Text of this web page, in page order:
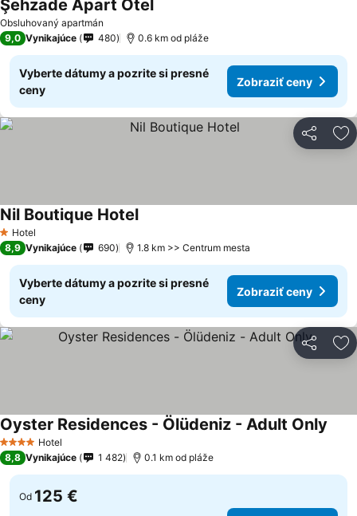
Obsluhovaný apartmán
Şehzade Apart Otel
9,0 Vynikajúce 480 0.6 km od pláže
Vyberte dátumy a pozrite si presné
ceny
Zobraziť ceny
Zdieľať
1 Počet hviezdičiek
Hotel
Nil Boutique Hotel
8,9 Vynikajúce 690 1.8 km >> Centrum mesta
Vyberte dátumy a pozrite si presné
ceny
Zobraziť ceny
Zdieľať
4 Počet hviezdičiek
Hotel
Oyster Residences - Ölüdeniz - Adult Only
8,8 Vynikajúce 1 482 0.1 km od pláže
Od 125 €